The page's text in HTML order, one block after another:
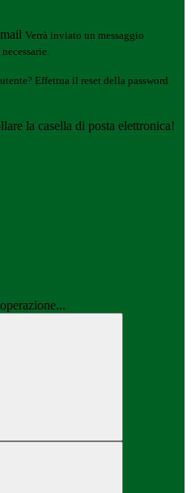
Verrà inviato un messaggio
Effettua il reset della password
la casella di posta elettronica!